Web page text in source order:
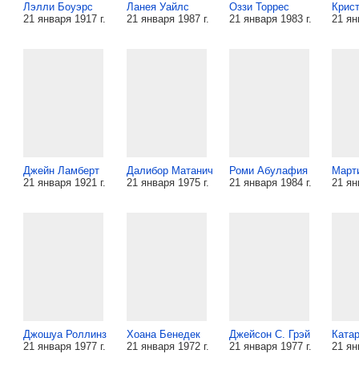
Лэлли Боуэрс
21 января 1917 г.
Ланея Уайлс
21 января 1987 г.
Оззи Торрес
21 января 1983 г.
21
Джейн Ламберт
21 января 1921 г.
Далибор Матанич
21 января 1975 г.
Роми Абулафия
21 января 1984 г.
21
Джошуа Роллинз
21 января 1977 г.
Хоана Бенедек
21 января 1972 г.
Джейсон С. Грэй
21 января 1977 г.
21